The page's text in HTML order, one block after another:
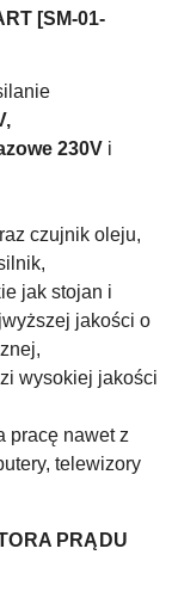
[SM-01-
,
230V i
czujnik oleju,
jak stojan i
jakości o
wysokiej jakości
pracę nawet z
telewizory
PRĄDU